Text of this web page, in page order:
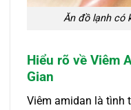
Ăn đồ lạnh có
Hiểu rõ về Viêm
Gian
Viêm amidan là tình